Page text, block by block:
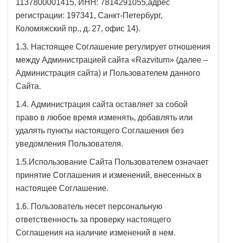
1137800001415, ИНН: 7814291055,адрес
регистрации: 197341, Санкт-Петербург,
Коломяжский пр., д. 27, офис 14).
1.3. Настоящее Соглашение регулирует отношения
между Администрацией сайта «Razvitum» (далее –
Администрация сайта) и Пользователем данного
Сайта.
1.4. Администрация сайта оставляет за собой
право в любое время изменять, добавлять или
удалять пункты настоящего Соглашения без
уведомления Пользователя.
1.5.Использование Сайта Пользователем означает
принятие Соглашения и изменений, внесенных в
настоящее Соглашение.
1.6. Пользователь несет персональную
ответственность за проверку настоящего
Соглашения на наличие изменений в нем.